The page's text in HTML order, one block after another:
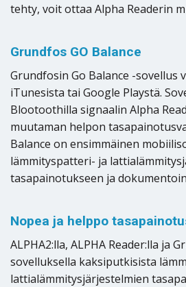
tehty, voit ottaa Alpha Readerin
Grundfos GO Balance
Grundfosin Go Balance -sovellus
iTunesista tai Google Playstä.
Blootoothilla signaalin Alpha
muutaman helpon
Balance on ensimmäinen
lämmityspatteri- ja
tasapainotukseen ja
Nopea ja helppo
ALPHA2:lla, ALPHA Reader:lla ja
sovelluksella kaksiputkisista
lattialämmitysjärjestelmien